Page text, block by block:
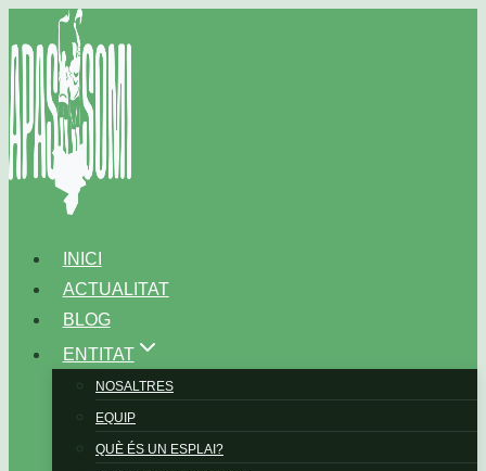
al
contingut
INICI
ACTUALITAT
BLOG
ENTITAT
NOSALTRES
EQUIP
QUÈ ÉS UN ESPLAI?